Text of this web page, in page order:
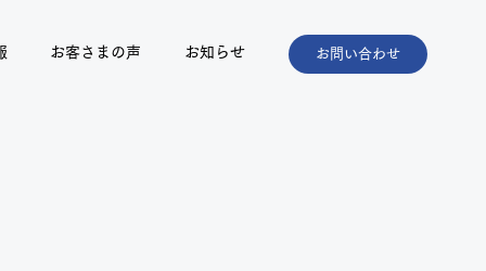
お客さまの声 お知らせ お問い合わせ